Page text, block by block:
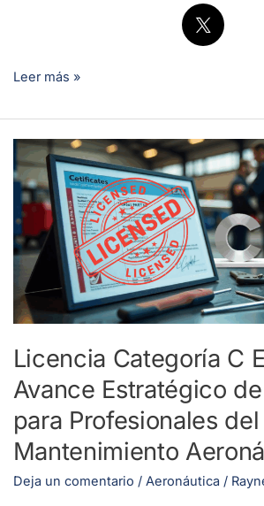
Leer más »
Licencia Categoría C
Avance Estratégico
para Profesionales del
Mantenimiento
Deja un comentario / Aeronáutica /
Licencia
Categoría
EASA:
Avance
Estratégico
de
Carrera
Profesionales
del
Mantenimiento
Aeronáutico